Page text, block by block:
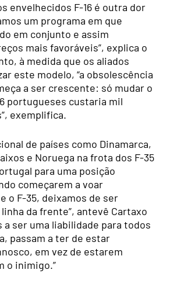
envelhecidos F-16 é outra dor
um programa em que
em conjunto e assim
mais favoráveis”, explica o
à medida que os aliados
este modelo, “a obsolescência
a ser crescente: só mudar o
portugueses custaria mil
exemplifica.
de países como Dinamarca,
e Noruega na frota dos F-35
para uma posição
começarem a voar
o F-35, deixamos de ser
da frente”, antevê Cartaxo
a ser uma liabilidade para todos
passam a ter de estar
em vez de estarem
o inimigo.”